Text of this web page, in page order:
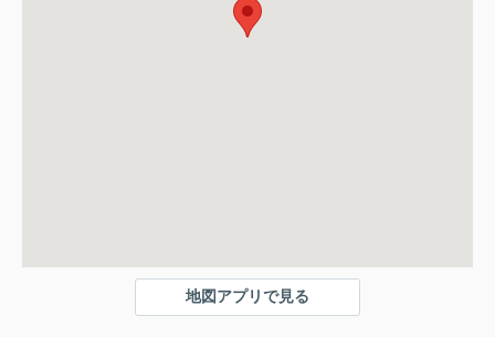
地図アプリで見る